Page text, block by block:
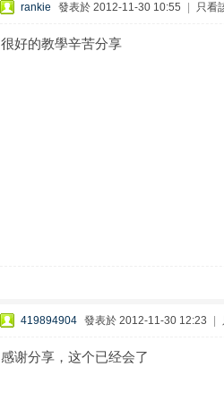
rankie 發表於 2012-11-30 10:55 只看
很好的教學辛苦分享
419894904 發表於 2012-11-30 12:23
感谢分享，这个已经会了